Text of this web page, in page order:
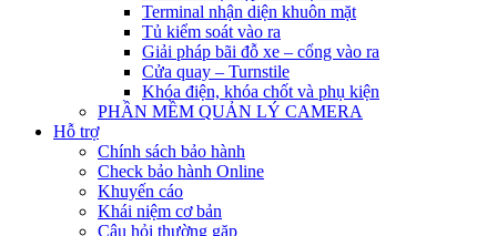
Terminal nhận diện khuôn mặt
Tủ kiểm soát vào ra
Giải pháp bãi đỗ xe – cổng vào ra
Cửa quay – Turnstile
Khóa điện, khóa chốt và phụ kiện
PHẦN MỀM QUẢN LÝ CAMERA
Hỗ trợ
Chính sách bảo hành
Check bảo hành Online
Khuyến cáo
Khái niệm cơ bản
Câu hỏi thường gặp